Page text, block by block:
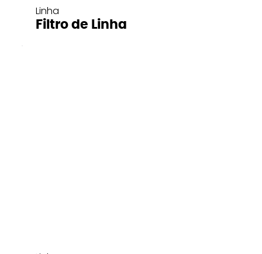
Linha
Filtro de Linha